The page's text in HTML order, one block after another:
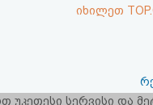
იხილეთ
უკეთესი სერვისი და